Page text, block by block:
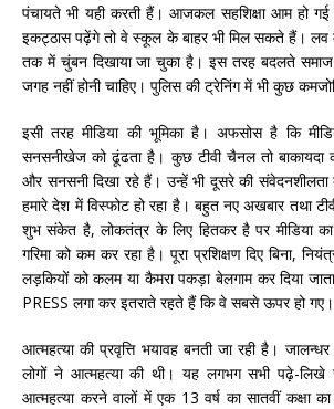
पंचायते भी यही करती हैं। आजकल सहशिक्षा आम हो
इकट्ठास पढ़ेंगे तो वे स्कूल के बाहर भी मिल सकते हैं। लव
तक में चुंबन दिखाया जा चुका है। इस तरह बदलते समाज
जगह नहीं होनी चाहिए। पुलिस की ट्रेनिंग में भी कुछ
इसी तरह मीडिया की भूमिका है। अफसोस है कि
सनसनीखेज को ढूंढता है। कुछ टीवी चैनल तो
और सनसनी दिखा रहे हैं। उन्हें भी दूसरे की संवेदनशीलता
हमारे देश में विस्फोट हो रहा है। बहुत नए अखबार तथा
शुभ संकेत है, लोकतंत्र के लिए हितकर है पर मीडिया
गरिमा को कम कर रहा है। पूरा प्रशिक्षण दिए बिना,
लड़कियों को कलम या कैमरा पकड़ा बेलगाम कर दिया
PRESS लगा कर इतराते रहते हैं कि वे सबसे ऊपर हो गए।
आत्महत्या की प्रवृत्ति भयावह बनती जा रही है।
लोगों ने आत्महत्या की थी। यह लगभग सभी पढ़े-लिखे
आत्महत्या करने वालों में एक 13 वर्ष का सातवीं कक्षा